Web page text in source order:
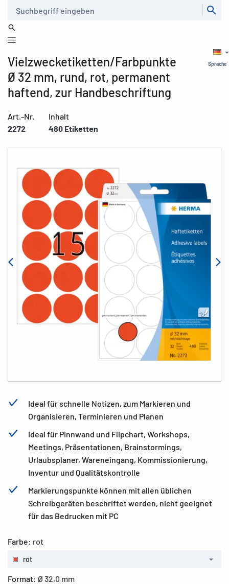
Sprache
Vielzwecketiketten/Farbpunkte
Ø 32 mm, rund, rot, permanent
haftend, zur Handbeschriftung
Art.-Nr.
2272
Inhalt
480 Etiketten
Ideal für schnelle Notizen, zum Markieren und
Organisieren, Terminieren und Planen
Ideal für Pinnwand und Flipchart, Workshops,
Meetings, Präsentationen, Brainstormings,
Urlaubsplaner, Wareneingang, Kommissionierung,
Inventur und Qualitätskontrolle
Markierungspunkte können mit allen üblichen
Schreibgeräten beschriftet werden, nicht geeignet
für das Bedrucken mit PC
Farbe: rot
rot
Format: Ø 32,0 mm